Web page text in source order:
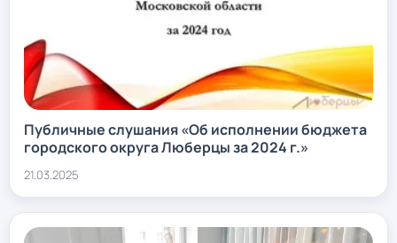
Публичные слушания «Об исполнении бюджета
городского округа Люберцы за 2024 г.»
21.03.2025